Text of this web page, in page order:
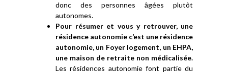
donc des personnes âgées plutôt
autonomes.
Pour résumer et vous y retrouver, une
résidence autonomie c’est une résidence
autonomie, un Foyer logement, un EHPA,
une maison de retraite non médicalisée.
Les résidences autonomie font partie du